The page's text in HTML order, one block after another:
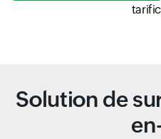
Solution de